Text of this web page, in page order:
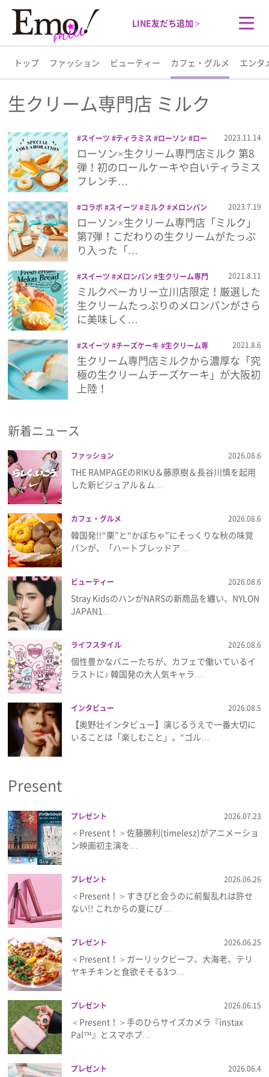
LINE友だち追加 >
トップ ファッション ビューティー カフェ・グルメ エンタ
トップ
ファッション
ビューティー
カフェ・グルメ
エンタメ
ライフスタイル
プレゼント
インタビュー
フィルム
ランキング
Emo!miuとは？
免責事項
プライバシーポリシー
利用規約
お問い合わせ
生クリーム専門店 ミルク
スイーツ ティラミス ローソン
ロー
ルケーキ 生クリーム専門店 ミルク
2023.11.14
ローソン×生クリーム専門店ミルク 第8
弾！初のロールケーキや白いティラミス
フレンチ…
コラボ スイーツ ミルク
メロンパン
ローソン 生クリーム 生クリーム専門
店 ミルク
2023.7.19
ローソン×生クリーム専門店「ミルク」
第7弾！こだわりの生クリームがたっぷ
り入った「…
スイーツ メロンパン
生クリーム専門
店 ミルク
2021.8.11
ミルクベーカリー立川店限定！厳選した
生クリームたっぷりのメロンパンがさら
に美味しく…
スイーツ チーズケーキ
生クリーム専
門店 ミルク
2021.8.6
生クリーム専門店ミルクから濃厚な「究
極の生クリームチーズケーキ」が大阪初
上陸！
新着ニュース
ファッション 2026.08.6
THE RAMPAGEのRIKU＆藤原樹＆長谷川慎を起用
した新ビジュアル＆ム…
カフェ・グルメ 2026.08.6
韓国発!!“栗”と“かぼちゃ”にそっくりな秋の味覚
パンが、「ハートブレッドア…
ビューティー 2026.08.6
Stray KidsのハンがNARSの新商品を纏い、NYLON
JAPAN1…
ライフスタイル 2026.08.6
個性豊かなバニーたちが、カフェで働いているイ
ラストに♪ 韓国発の大人気キャラ…
インタビュー 2026.08.5
【奥野壮インタビュー】演じるうえで一番大切に
いることは「楽しむこと」。“ゴル…
Present
プレゼント 2026.07.23
＜Present！＞佐藤勝利(timelesz)がアニメーショ
ン映画初主演を…
プレゼント 2026.06.26
＜Present！＞すきぴと会うのに前髪乱れは許せ
ない!! これからの夏にぴ…
プレゼント 2026.06.25
＜Present！＞ガーリックビーフ、大海老、テリ
ヤキチキンと食欲そそる3つ…
プレゼント 2026.06.15
＜Present！＞手のひらサイズカメラ『instax
Pal™』とスマホプ…
プレゼント 2026.06.4